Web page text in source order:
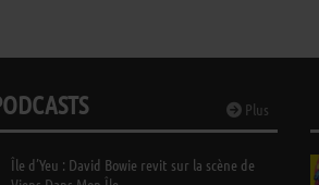
Plus
Île d’Yeu : David Bowie revit sur la scène de